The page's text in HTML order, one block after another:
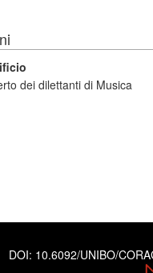
dei dilettanti di Musica
DOI: 10.6092/UNIBO/